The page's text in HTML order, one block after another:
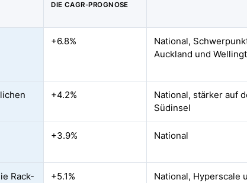
DIE CAGR-PROGNOSE
+6.8%
National,
Auckland und
+4.2%
National, stärker auf
Südinsel
+3.9% National
Rack-
+5.1%
National, Hyperscale